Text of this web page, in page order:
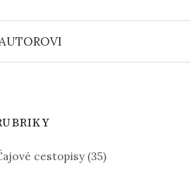
cestopisy(35)